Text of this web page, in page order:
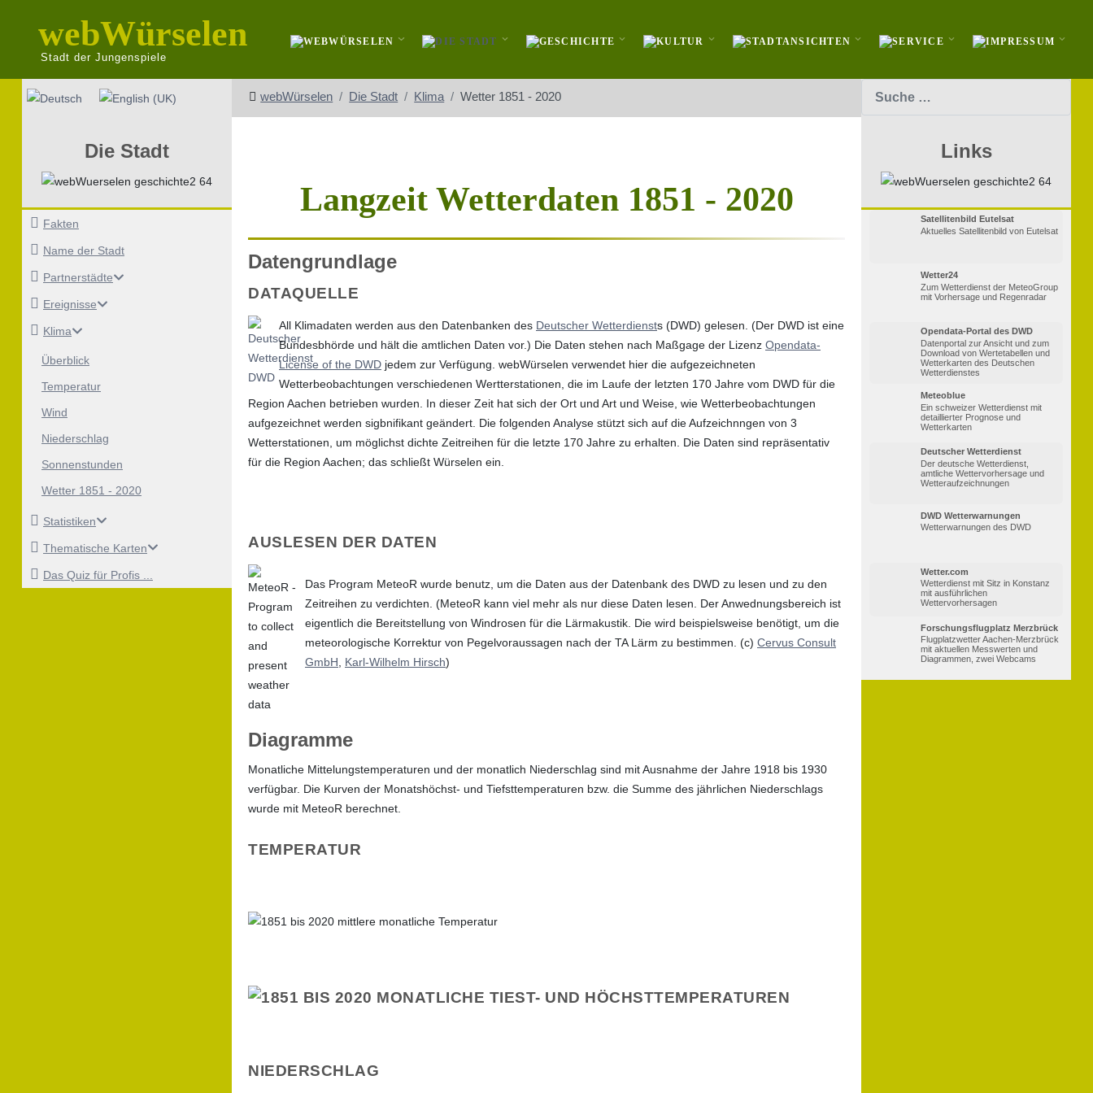
webWürselen
Stadt der Jungenspiele
Sprache auswählen webWürselen Die Stadt Klima Wetter 1851 - 2020
Die Stadt
Fakten
Name der Stadt
Partnerstädte
Ereignisse
Klima
Überblick
Temperatur
Wind
Niederschlag
Sonnenstunden
Wetter 1851 - 2020
Statistiken
Thematische Karten
Das Quiz für Profis ...
Links
Satellitenbild Eutelsat
Aktuelles Satellitenbild von Eutelsat
Wetter24
Zum Wetterdienst der MeteoGroup
mit Vorhersage und Regenradar
Opendata-Portal des DWD
Datenportal zur Ansicht und zum
Download von Wertetabellen und
Wetterkarten des Deutschen
Wetterdienstes
Meteoblue
Ein schweizer Wetterdienst mit
detaillierter Prognose und
Wetterkarten
Deutscher Wetterdienst
Der deutsche Wetterdienst,
amtliche Wettervorhersage und
Wetteraufzeichnungen
DWD Wetterwarnungen
Wetterwarnungen des DWD
Wetter.com
Wetterdienst mit Sitz in Konstanz
mit ausführlichen
Wettervorhersagen
Forschungsflugplatz Merzbrück
Flugplatzwetter Aachen-Merzbrück
mit aktuellen Messwerten und
Diagrammen, zwei Webcams
Langzeit Wetterdaten 1851 - 2020
Datengrundlage
DATAQUELLE
All Klimadaten werden aus den Datenbanken des Deutscher Wetterdiensts (DWD) gelesen. (Der DWD ist eine
Bundesbhörde und hält die amtlichen Daten vor.) Die Daten stehen nach Maßgage der Lizenz Opendata-
License of the DWD jedem zur Verfügung. webWürselen verwendet hier die aufgezeichneten
Wetterbeobachtungen verschiedenen Wertterstationen, die im Laufe der letzten 170 Jahre vom DWD für die
Region Aachen betrieben wurden. In dieser Zeit hat sich der Ort und Art und Weise, wie Wetterbeobachtungen
aufgezeichnet werden sigbnifikant geändert. Die folgenden Analyse stützt sich auf die Aufzeichnngen von 3
Wetterstationen, um möglichst dichte Zeitreihen für die letzte 170 Jahre zu erhalten. Die Daten sind repräsentativ
für die Region Aachen; das schließt Würselen ein.
AUSLESEN DER DATEN
Das Program MeteoR wurde benutz, um die Daten aus der Datenbank des DWD zu lesen und zu den
Zeitreihen zu verdichten. (MeteoR kann viel mehr als nur diese Daten lesen. Der Anwednungsbereich ist
eigentlich die Bereitstellung von Windrosen für die Lärmakustik. Die wird beispielsweise benötigt, um die
meteorologische Korrektur von Pegelvoraussagen nach der TA Lärm zu bestimmen. (c) Cervus Consult
GmbH
Karl-Wilhelm Hirsch)
Diagramme
Monatliche Mittelungstemperaturen und der monatlich Niederschlag sind mit Ausnahme der Jahre 1918 bis 1930
verfügbar. Die Kurven der Monatshöchst- und Tiefsttemperaturen bzw. die Summe des jährlichen Niederschlags
wurde mit MeteoR berechnet.
TEMPERATUR
NIEDERSCHLAG